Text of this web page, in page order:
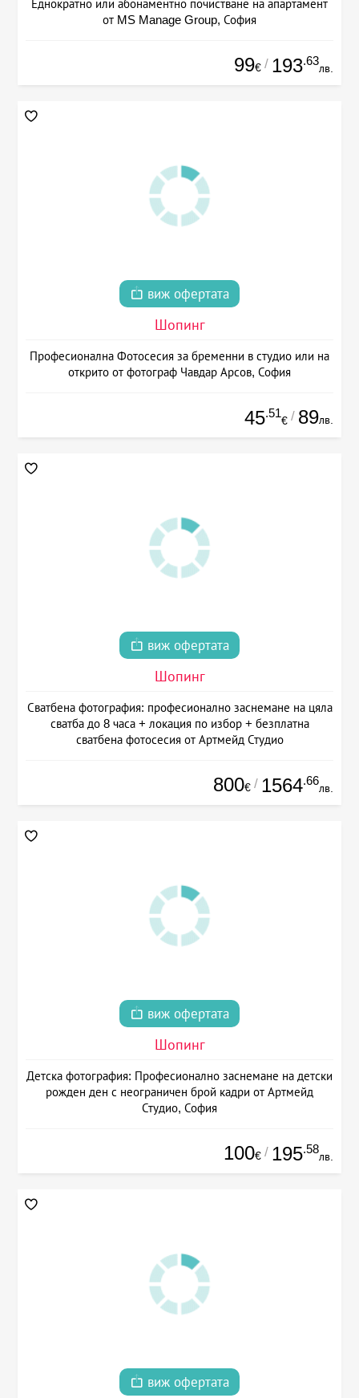
Еднократно или абонаментно почистване на апартамент
от MS Manage Group, София
99€ / 193.63
лв.
виж офертата
Шопинг
Професионална Фотосесия за бременни в студио или на
открито от фотограф Чавдар Арсов, София
45.51
€ / 89лв.
виж офертата
Шопинг
Сватбена фотография: професионално заснемане на цяла
сватба до 8 часа + локация по избор + безплатна
сватбена фотосесия от Артмейд Студио
800€ / 1564.66
лв.
виж офертата
Шопинг
Детска фотография: Професионално заснемане на детски
рожден ден с неограничен брой кадри от Артмейд
Студио, София
100€ / 195.58
лв.
виж офертата